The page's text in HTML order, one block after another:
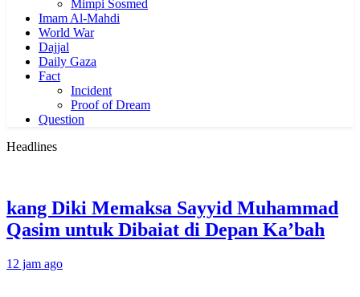
Mimpi Sosmed
Imam Al-Mahdi
World War
Dajjal
Daily Gaza
Fact
Incident
Proof of Dream
Question
Headlines
kang Diki Memaksa Sayyid Muhammad
Qasim untuk Dibaiat di Depan Ka’bah
12 jam ago